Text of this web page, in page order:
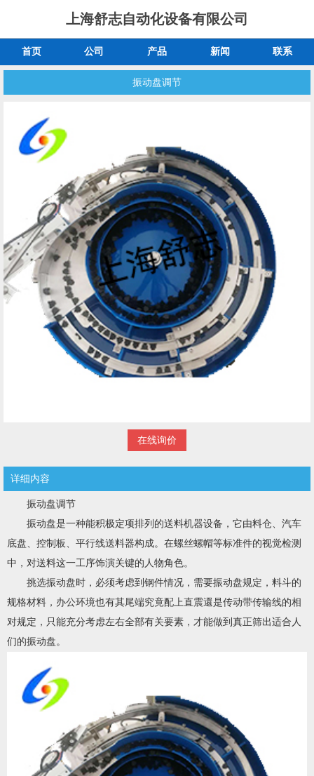
上海舒志自动化设备有限公司
首页 公司 产品 新闻 联系
振动盘​调节
在线询价
详细内容
振动盘调节
振动盘是一种能积极定项排列的送料机器设备，它由料仓、汽车
底盘、控制板、平行线送料器构成。在螺丝螺帽等标准件的视觉检测
中，对送料这一工序饰演关键的人物角色。
挑选振动盘时，必须考虑到钢件情况，需要振动盘规定，料斗的
规格材料，办公环境也有其尾端究竟配上直震還是传动带传输线的相
对规定，只能充分考虑左右全部有关要素，才能做到真正筛出适合人
们的振动盘。